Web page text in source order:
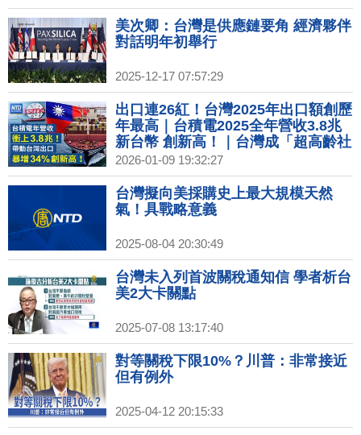
美次卿：台灣是供應鏈要角 經濟夥伴
對話明年初舉行
2025-12-17 07:57:29
出口連26紅！台灣2025年出口額創歷
年最高｜台積電2025全年營收3.8兆
新台幣 創新高！｜台灣成「超高齡社
會」！65歲以上人口逾20％｜全球石
油巨頭今赴華府會川普 討論委內瑞拉
石油
2026-01-09 19:32:27
台灣擬向美採購史上最大規模天然
氣！具戰略意義
2025-08-04 20:30:49
台灣未入列首波關稅通知信 學者析台
美2大卡關點
2025-07-08 13:17:40
對等關稅下限10%？川普：非常接近
但有例外
2025-04-12 20:15:33